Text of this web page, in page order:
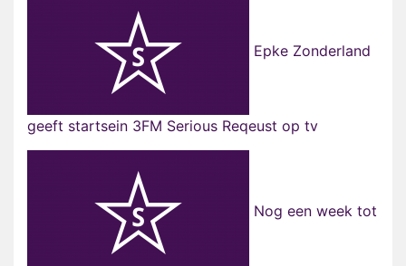
Epke Zonderland
geeft startsein 3FM Serious Reqeust op tv
Nog een week tot